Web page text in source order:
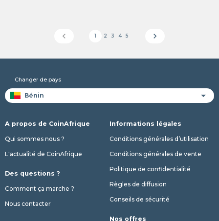
chevron_left 1 2 3 4 5 chevron_right
Changer de pays
A propos de CoinAfrique
Qui sommes nous ?
L'actualité de CoinAfrique
Des questions ?
Comment ça marche ?
Nous contacter
Informations légales
Conditions générales d’utilisation
Conditions générales de vente
Politique de confidentialité
Règles de diffusion
Conseils de sécurité
Nos offres